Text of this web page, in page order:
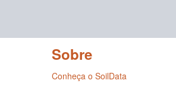
Sobre
Conheça o SoilData